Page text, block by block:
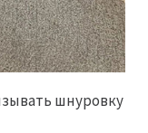
шнуровку